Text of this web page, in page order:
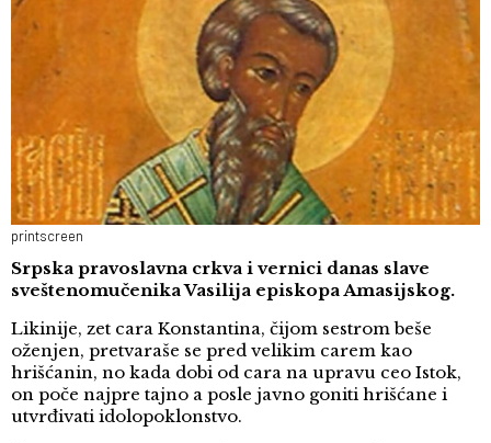
printscreen
Srpska pravoslavna crkva i vernici danas slave
sveštenomučenika Vasilija episkopa Amasijskog.
Likinije, zet cara Konstantina, čijom sestrom beše
oženjen, pretvaraše se pred velikim carem kao
hrišćanin, no kada dobi od cara na upravu ceo Istok,
on poče najpre tajno a posle javno goniti hrišćane i
utvrđivati idolopoklonstvo.